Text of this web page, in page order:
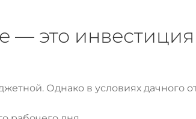
это инвестиция
Однако в условиях дачного